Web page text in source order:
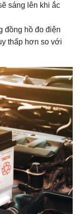
sáng lên khi ắc
đồng hồ đo điện
thấp hơn so với